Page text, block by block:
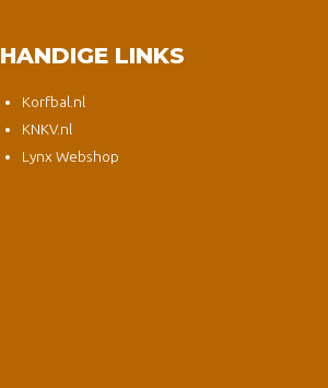
HANDIGE LINKS
Korfbal.nl
KNKV.nl
Lynx Webshop